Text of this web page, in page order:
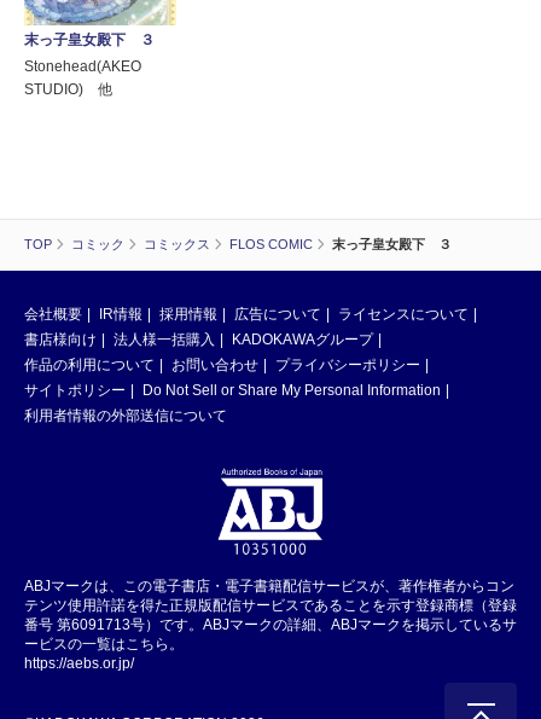
TOP コミック コミックス FLOS COMIC 末っ子皇女殿下 ３
末っ子皇女殿下 ３
Stonehead(AKEO
STUDIO) 他
会社概要 IR情報 採用情報 広告について
ライセンスについて
書店様向け
法人様一括購入
KADOKAWAグループ
作品の利用について
お問い合わせ
プライバシーポリシー
サイトポリシー
Do Not Sell or Share My Personal Information
利用者情報の外部送信について
ABJマークは、この電子書店・電子書籍配信サービスが、著作権者からコン
テンツ使用許諾を得た正規版配信サービスであることを示す登録商標（登録
番号 第6091713号）です。ABJマークの詳細、ABJマークを掲示しているサ
ービスの一覧はこちら。
https://aebs.or.jp/